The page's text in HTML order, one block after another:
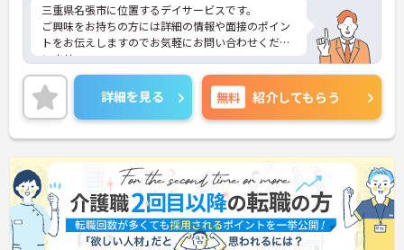
三重県名張市に位置するデイサービスです。
ご興味をお持ちの方には詳細の情報や面接のポイン
トをお伝えしますのでお気軽にお問い合わせくださ
いませ。
詳細を見る 無料 紹介してもらう